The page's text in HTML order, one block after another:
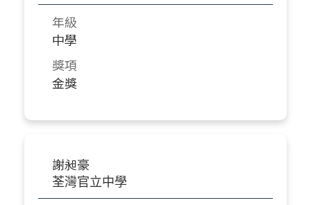
年級
中學
獎項
金獎
謝昶豪
荃灣官立中學